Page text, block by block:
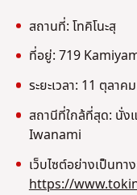
สถานที่: โทคิโนะสุ
ที่อยู่: 719
ระยะเวลา: 11 ตุลา
สถานีที่ใกล้ที่สุด: นั่ง
Iwanami
เว็บไซต์อย่างเป็นทา
https://